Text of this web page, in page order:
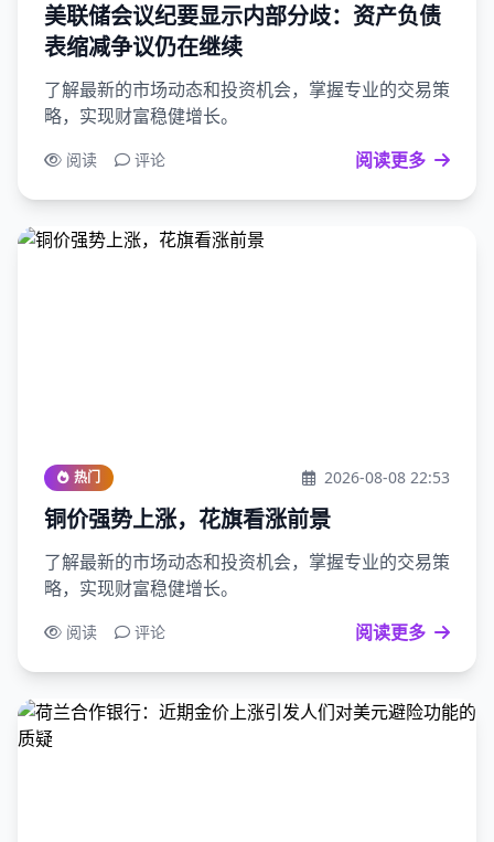
美联储会议纪要显示内部分歧：资产负债
表缩减争议仍在继续
了解最新的市场动态和投资机会，掌握专业的交易策
略，实现财富稳健增长。
阅读 评论 阅读更多
热门 2026-08-08 22:53
铜价强势上涨，花旗看涨前景
了解最新的市场动态和投资机会，掌握专业的交易策
略，实现财富稳健增长。
阅读 评论 阅读更多